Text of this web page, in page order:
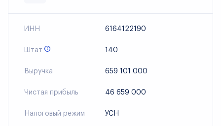
ИНН 6164122190
Штат 140
Выручка 659 101 000
Чистая прибыль 46 659 000
Налоговый режим УСН